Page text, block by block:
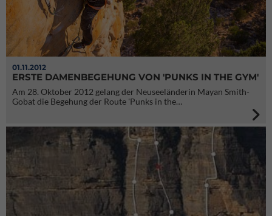
01.11.2012
ERSTE DAMENBEGEHUNG VON 'PUNKS IN THE GYM'
Am 28. Oktober 2012 gelang der Neuseeländerin Mayan Smith-
Gobat die Begehung der Route 'Punks in the…